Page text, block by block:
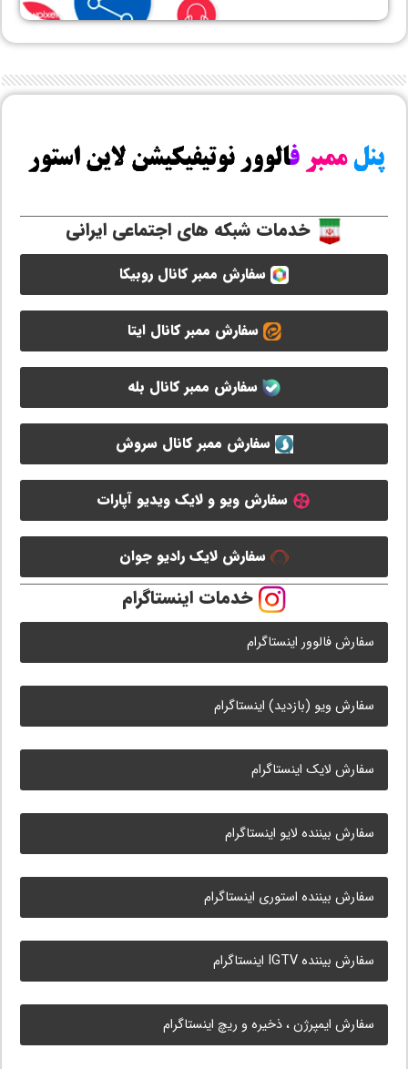
خدمات شبکه های اجتماعی ایرانی
سفارش ممبر کانال روبیکا
سفارش ممبر کانال ایتا
سفارش ممبر کانال بله
سفارش ممبر کانال سروش
سفارش ویو و لایک ویدیو آپارات
سفارش لایک رادیو جوان
خدمات اینستاگرام
سفارش فالوور اینستاگرام
سفارش ویو (بازدید) اینستاگرام
سفارش لایک اینستاگرام
سفارش بیننده لایو اینستاگرام
سفارش بیننده استوری اینستاگرام
سفارش بیننده IGTV اینستاگرام
سفارش ایمپرژن ، ذخیره و ریچ اینستاگرام